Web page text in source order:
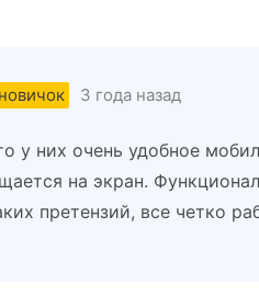
новичок 3 года назад
у них очень удобное
на экран.
претензий, все четко